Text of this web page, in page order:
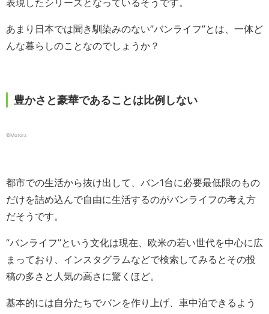
表現したシリーズとなっているそうです。
あまり日本では聞き馴染みのない”バンライフ”とは、一体ど
んな暮らしのことなのでしょうか？
豊かさと豪華であることは比例しない
©️Motorz
都市での生活から抜け出して、バン1台に必要最低限のもの
だけを詰め込んで自由に生活するのがバンライフの考え方
だそうです。
“バンライフ”という文化は現在、欧米の若い世代を中心に広
まっており、インスタグラムなどで検索してみるとその投
稿の多さと人気の高さに驚くほど。
基本的には自分たちでバンを作り上げ、車中泊できるよう